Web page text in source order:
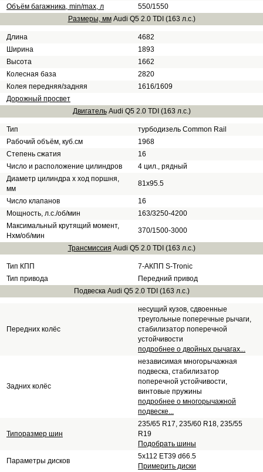
Объём багажника, min/max, л
550/1550
Размеры, ммAudi Q5 2.0 TDI (163 л.с.)
Длина
4682
Ширина
1893
Высота
1662
Колесная база
2820
Колея передняя/задняя
1616/1609
Дорожный просвет
ДвигательAudi Q5 2.0 TDI (163 л.с.)
Тип
турбодизель Common Rail
Рабочий объём, куб.см
1968
Степень сжатия
16
Число и расположение цилиндров
4 цил., рядный
Диаметр цилиндра х ход поршня,
мм
81x95.5
Число клапанов
16
Мощность, л.с./об/мин
163/3250-4200
Максимальный крутящий момент,
Нхм/об/мин
370/1500-3000
Трансмиссия Audi Q5 2.0 TDI (163 л.с.)
Тип КПП
7-АКПП S-Tronic
Тип привода
Передний привод
Подвеска Audi Q5 2.0 TDI (163 л.с.)
Передних колёс
несущий кузов, сдвоенные
треугольные поперечные рычаги,
стабилизатор поперечной
устойчивости
подробнее о двойных рычагах...
Задних колёс
независимая многорычажная
подвеска, стабилизатор
поперечной устойчивости,
винтовые пружины
подробнее о многорычажной
подвеске...
Типоразмер шин
235/65 R17, 235/60 R18, 235/55
R19
Подобрать шины
Параметры дисков
5x112 ET39 d66.5
Примерить диски